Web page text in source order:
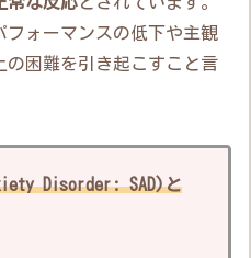
フォーマンスの低下や主観
の困難を引き起こすこと言
Disorder: SAD)と